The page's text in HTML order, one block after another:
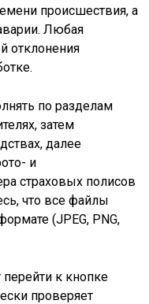
происшествия, а
Любая
отклонения
по разделам
затем
далее
и
страховых полисов
что все файлы
(JPEG, PNG,
к кнопке
проверяет